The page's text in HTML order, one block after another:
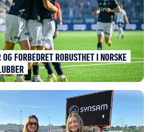
FORBEDRET ROBUSTHET I NORSKE